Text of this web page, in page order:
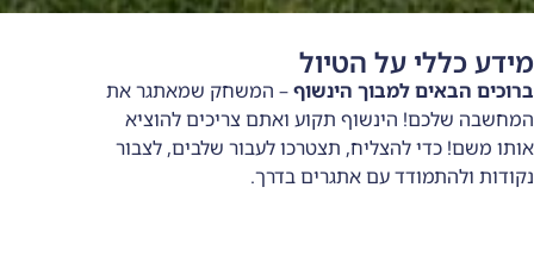
הטיול
הינשוף– המשחק שמאתגר את
תקוע ואתם צריכים להוציא
תצטרכו לעבור שלבים, לצבור
עם אתגרים בדרך.